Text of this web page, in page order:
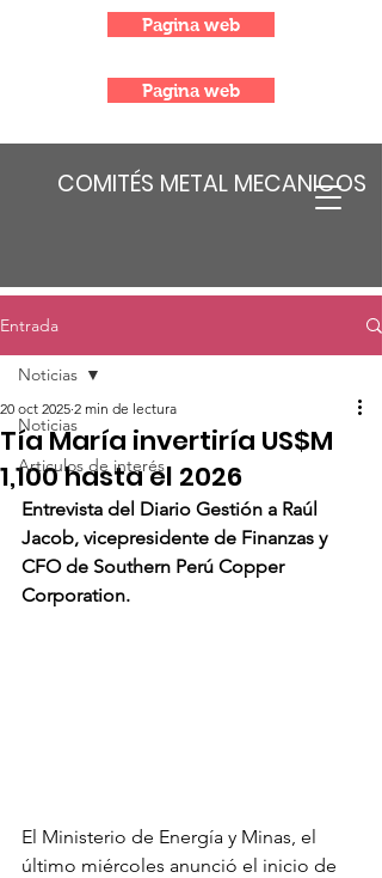
COMITÉS METAL MECANICOS
Pagina web
Pagina web
Entrada
Noticias
Articulos de interés
Noticias
Tía María invertiría US$M
1,100 hasta el 2026
20 oct 2025 2 min de lectura
Entrevista del Diario Gestión a Raúl
Jacob, vicepresidente de Finanzas y
CFO de Southern Perú Copper
Corporation.
El Ministerio de Energía y Minas, el
último miércoles anunció el inicio de